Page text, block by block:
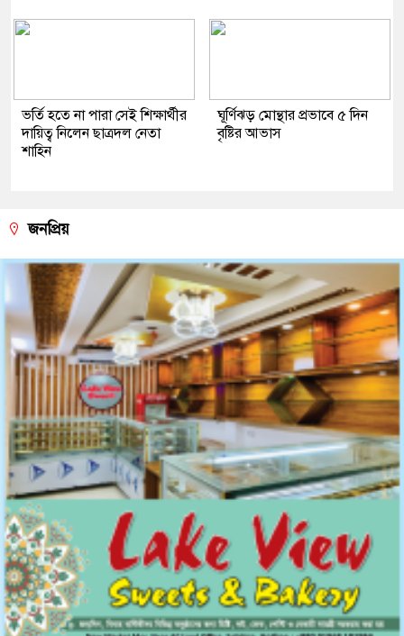
ভর্তি হতে না পারা সেই শিক্ষার্থীর
দায়িত্ব নিলেন ছাত্রদল নেতা
শাহিন
ঘূর্ণিঝড় মোন্থার প্রভাবে ৫ দিন
বৃষ্টির আভাস
জনপ্রিয়